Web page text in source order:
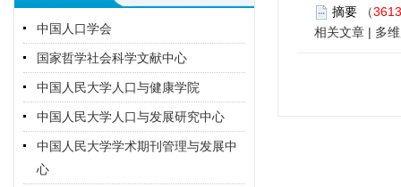
中国人口学会
国家哲学社会科学文献中心
中国人民大学人口与健康学院
中国人民大学人口与发展研究中心
中国人民大学学术期刊管理与发展中
心
摘要 （3613
相关文章 | 多